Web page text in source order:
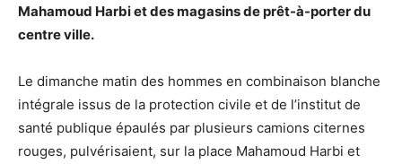
Mahamoud Harbi et des magasins de prêt-à-porter du
centre ville.
Le dimanche matin des hommes en combinaison blanche
intégrale issus de la protection civile et de l’institut de
santé publique épaulés par plusieurs camions citernes
rouges, pulvérisaient, sur la place Mahamoud Harbi et